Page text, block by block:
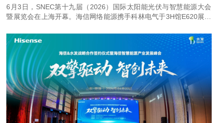
6月3日，SNEC第十九届（2026）国际太阳能光伏与智慧能源大会
暨展览会在上海开幕。海信网络能源携手科林电气于3H馆E620展位
域的全场景解决方案。